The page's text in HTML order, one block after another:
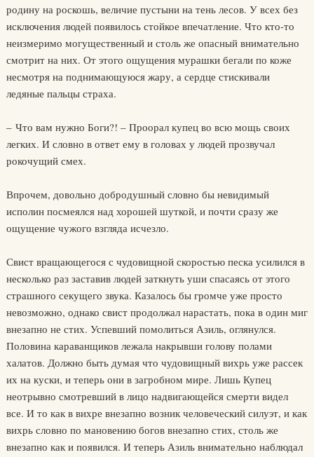
родину на роскошь, величие пустыни на тень лесов. У всех без
исключения людей появилось стойкое впечатление. Что кто-то
неизмеримо могущественный и столь же опасный внимательно
смотрит на них. От этого ощущения мурашки бегали по коже
несмотря на поднимающуюся жару, а сердце стискивали
ледяные пальцы страха.
– Что вам нужно Боги?! – Проорал купец во всю мощь своих
легких. И словно в ответ ему в головах у людей прозвучал
рокочущий смех.
Впрочем, довольно добродушный словно бы невидимый
исполин посмеялся над хорошей шуткой, и почти сразу же
ощущение чужого взгляда исчезло.
Свист вращающегося с чудовищной скоростью песка усилился в
несколько раз заставив людей заткнуть уши спасаясь от этого
страшного секущего звука. Казалось бы громче уже просто
невозможно, однако свист продолжал нарастать, пока в один миг
внезапно не стих. Успевший помолиться Азиль, оглянулся.
Половина караванщиков лежала накрывши голову полами
халатов. Должно быть думая что чудовищный вихрь уже рассек
их на куски, и теперь они в загробном мире. Лишь Купец
неотрывно смотревший в лицо надвигающейся смерти видел
все. И то как в вихре внезапно возник человеческий силуэт, и как
вихрь словно по мановению богов внезапно стих, столь же
внезапно как и появился. И теперь Азиль внимательно наблюдал